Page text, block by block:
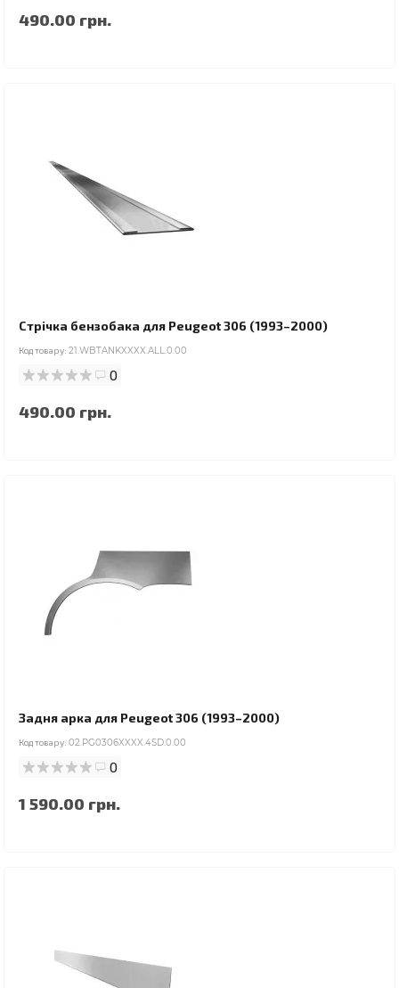
490.00 грн.
Стрічка бензобака для Peugeot 306 (1993–2000)
Код товару: 21.WBTANKXXXX.ALL.0.00
0
490.00 грн.
Задня арка для Peugeot 306 (1993–2000)
Код товару: 02.PG0306XXXX.4SD.0.00
0
1 590.00 грн.